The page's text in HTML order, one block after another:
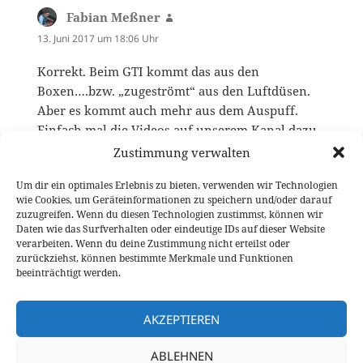
Zustimmung verwalten
Um dir ein optimales Erlebnis zu bieten, verwenden wir Technologien
wie Cookies, um Geräteinformationen zu speichern und/oder darauf
zuzugreifen. Wenn du diesen Technologien zustimmst, können wir
Daten wie das Surfverhalten oder eindeutige IDs auf dieser Website
verarbeiten. Wenn du deine Zustimmung nicht erteilst oder
zurückziehst, können bestimmte Merkmale und Funktionen
beeinträchtigt werden.
AKZEPTIEREN
ABLEHNEN
Fabian Meßner
13. Juni 2017 um 18:06 Uhr
Korrekt. Beim GTI kommt das aus den
Boxen….bzw. „zugeströmt“ aus den Luftdüsen.
Aber es kommt auch mehr aus dem Auspuff.
Einfach mal die Videos auf unserem Kanal dazu
Die Kommentare sind geschlossen.
Beitragsnavigation
VORHERIGER
Beitrag:
Ab 18.700 Euro: Neuer Peugeot 308 ab
sofort bestellbar